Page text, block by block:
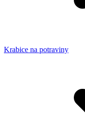
Krabice na potraviny